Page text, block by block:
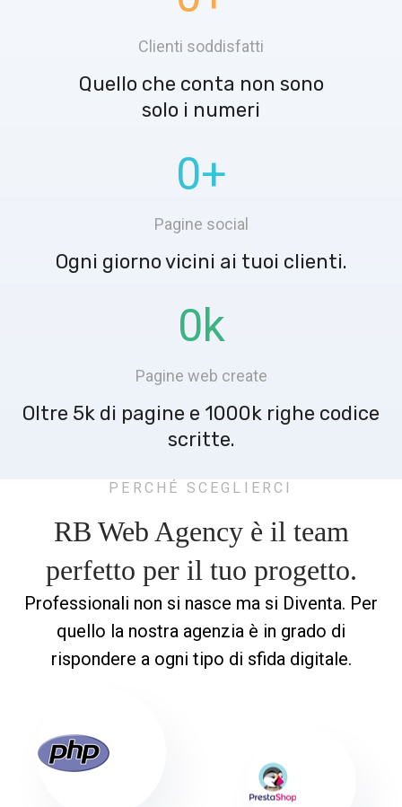
Clienti soddisfatti
Quello che conta non sono
solo i numeri
0+
Pagine social
Ogni giorno vicini ai tuoi clienti.
0k
Pagine web create
Oltre 5k di pagine e 1000k righe codice
scritte.
PERCHÉ SCEGLIERCI
RB Web Agency è il team
perfetto per il tuo progetto.
Professionali non si nasce ma si Diventa. Per
quello la nostra agenzia è in grado di
rispondere a ogni tipo di sfida digitale.